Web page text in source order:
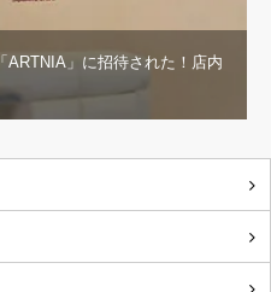
ARTNIA」に招待された！店内